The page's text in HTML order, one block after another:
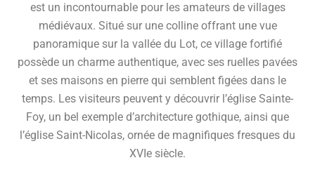
est un incontournable pour les amateurs de villages
médiévaux. Situé sur une colline offrant une vue
panoramique sur la vallée du Lot, ce village fortifié
possède un charme authentique, avec ses ruelles pavées
et ses maisons en pierre qui semblent figées dans le
temps. Les visiteurs peuvent y découvrir l’église Sainte-
Foy, un bel exemple d’architecture gothique, ainsi que
l’église Saint-Nicolas, ornée de magnifiques fresques du
XVIe siècle.